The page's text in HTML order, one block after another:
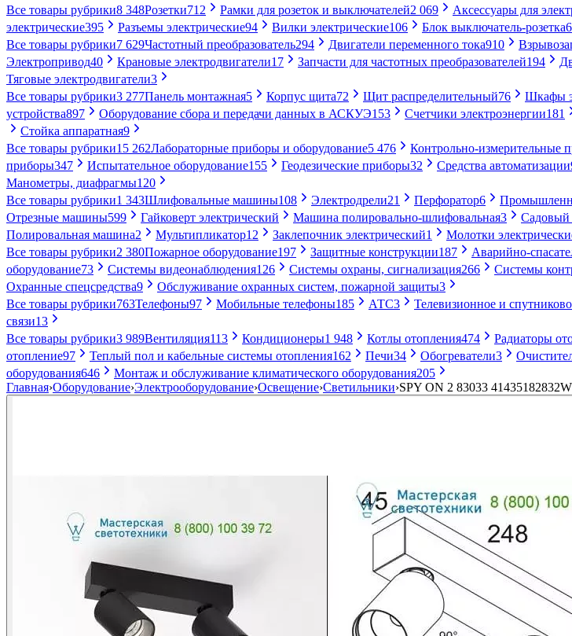
Все товары рубрики8 348Розетки712 Рамки для розеток и выключателей2 069 Аксессуары для
электрические395 Разъемы электрические94 Вилки электрические106 Блок выключатель-розетка6
Все товары рубрики7 629Частотный преобразователь294 Двигатели переменного тока910
Электропривод40 Крановые электродвигатели17 Запчасти для частотных преобразователей194
Тяговые электродвигатели3
Все товары рубрики3 277Панель монтажная5 Корпус щита72 Щит распределительный76 Шкафы
устройства897 Оборудование сбора и передачи данных в АСКУЭ153 Счетчики электроэнергии181
Стойка аппаратная9
Все товары рубрики15 262Лабораторные приборы и оборудование5 476 Контрольно-измерительные
приборы347 Испытательное оборудование155 Геодезические приборы32 Средства автоматизации
Манометры, диафрагмы120
Все товары рубрики1 343Шлифовальные машины108 Электродрели21 Перфоратор6
Отрезные машины599 Гайковерт электрический Машина полировально-шлифовальная3 Садовый
Полировальная машина2 Мультипликатор12 Заклепочник электрический1 Молотки
Все товары рубрики2 380Пожарное оборудование197 Защитные конструкции187 Аварийно-
оборудование73 Системы видеонаблюдения126 Системы охраны, сигнализация266 Системы
Охранные спецсредства9 Обслуживание охранных систем, пожарной защиты3
Все товары рубрики763Телефоны97 Мобильные телефоны185 АТС3 Телевизионное и
связи13
Все товары рубрики3 989Вентиляция113 Кондиционеры1 948 Котлы отопления474 Радиаторы
отопление97 Теплый пол и кабельные системы отопления162 Печи34 Обогреватели3
оборудования646 Монтаж и обслуживание климатического оборудования205
Главная›Оборудование›Электрооборудование›Освещение›Светильники›SPY ON 2 83033